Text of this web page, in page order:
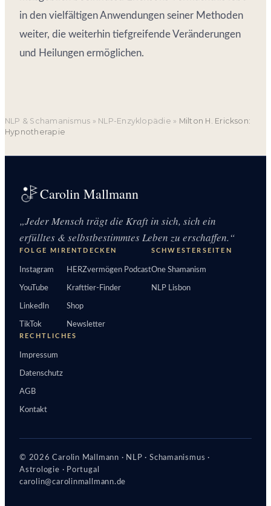
in den vielfältigen Anwendungen seiner Methoden
weiter, die weiterhin tiefgreifende Veränderungen
und Heilungen ermöglichen.
NLP & Schamanismus » NLP-Enzyklopädie » Milton H. Erickson:
Hypnotherapie
Carolin Mallmann
„Jeder Mensch trägt die Kraft in sich, sich ein
erfülltes & selbstbestimmtes Leben zu erschaffen.“
FOLGE MIR
Instagram
YouTube
LinkedIn
TikTok
ENTDECKEN
HERZvermögen Podcast
Krafttier-Finder
Shop
Newsletter
SCHWESTERSEITEN
One Shamanism
NLP Lisbon
RECHTLICHES
Impressum
Datenschutz
AGB
Kontakt
© 2026 Carolin Mallmann · NLP · Schamanismus ·
Astrologie · Portugal
carolin@carolinmallmann.de